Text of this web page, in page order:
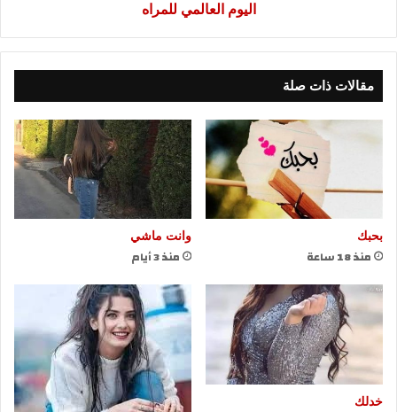
اليوم العالمي للمراه
مقالات ذات صلة
بحبك
منذ 18 ساعة
وانت ماشي
منذ 3 أيام
خدلك